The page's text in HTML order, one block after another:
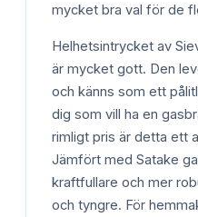
mycket bra val för de
Helhetsintrycket av
är mycket gott. Den
och känns som ett
dig som vill ha en
rimligt pris är detta ett
Jämfört med Satake
kraftfullare och mer
och tyngre. För